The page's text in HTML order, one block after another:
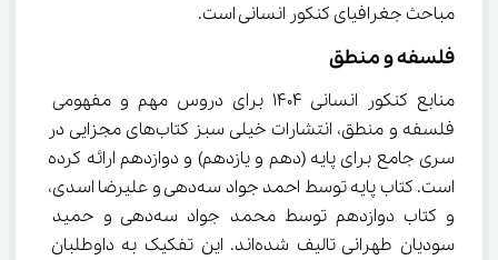
مباحث جغرافیای کنکور انسانی است.
فلسفه و منطق
منابع کنکور انسانی 1404 برای دروس مهم و مفهومی
فلسفه و منطق، انتشارات خیلی سبز کتاب‌های مجزایی در
سری جامع برای پایه (دهم و یازدهم) و دوازدهم ارائه کرده
است. کتاب پایه توسط احمد جواد سه‌دهی و علیرضا اسدی،
و کتاب دوازدهم توسط محمد جواد سه‌دهی و حمید
سودیان طهرانی تالیف شده‌اند. این تفکیک به داوطلبان